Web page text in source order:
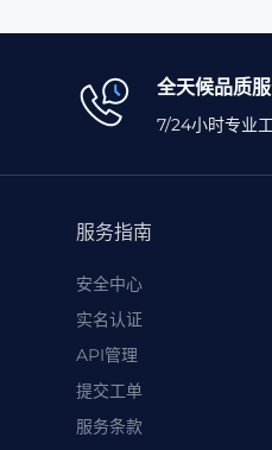
全天候品质
7/24小时专业
服务指南
安全中心
实名认证
API管理
提交工单
服务条款